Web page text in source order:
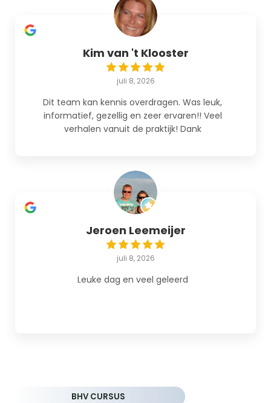
Kim van 't Klooster
juli 8, 2026
Dit team kan kennis overdragen. Was leuk,
informatief, gezellig en zeer ervaren!! Veel
verhalen vanuit de praktijk! Dank
Jeroen Leemeijer
juli 8, 2026
Leuke dag en veel geleerd
BHV CURSUS